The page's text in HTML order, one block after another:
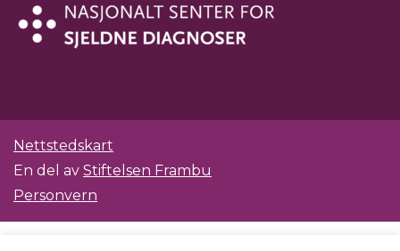
Nettstedskart
En del av Stiftelsen Frambu
Personvern